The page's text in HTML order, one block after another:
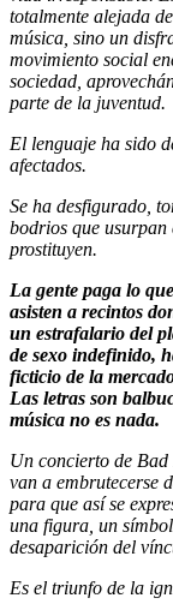
totalmente alejada
música, sino un
movimiento social
sociedad,
parte de la juventud.
El lenguaje ha sido
afectados.
Se ha desfigurado,
bodrios que
prostituyen.
La gente paga lo
asisten a recintos
un estrafalario del
de sexo indefinido,
ficticio de la
Las letras son
música no es nada.
Un concierto de Bad
van a embrutecerse
para que así se
una figura, un
desaparición del
Es el triunfo de la